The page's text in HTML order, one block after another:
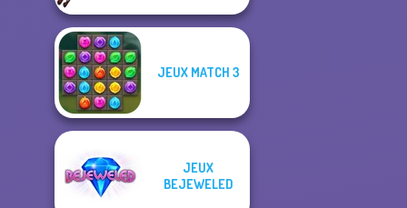
JEUX MATCH 3
JEUX
BEJEWELED